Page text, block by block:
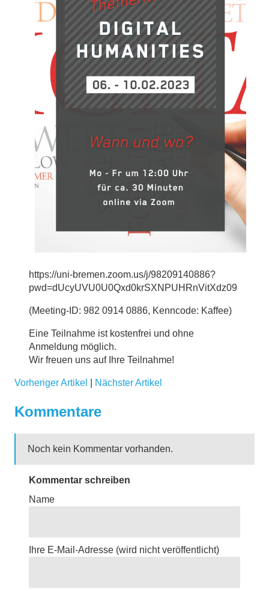
https://uni-bremen.zoom.us/j/98209140886?
pwd=dUcyUVU0U0Qxd0krSXNPUHRnVitXdz09
(Meeting-ID: 982 0914 0886, Kenncode: Kaffee)
Eine Teilnahme ist kostenfrei und ohne
Anmeldung möglich.
Wir freuen uns auf Ihre Teilnahme!
Vorheriger Artikel Nächster Artikel
Kommentare
Noch kein Kommentar vorhanden.
Kommentar schreiben
Name
Ihre E-Mail-Adresse (wird nicht veröffentlicht)